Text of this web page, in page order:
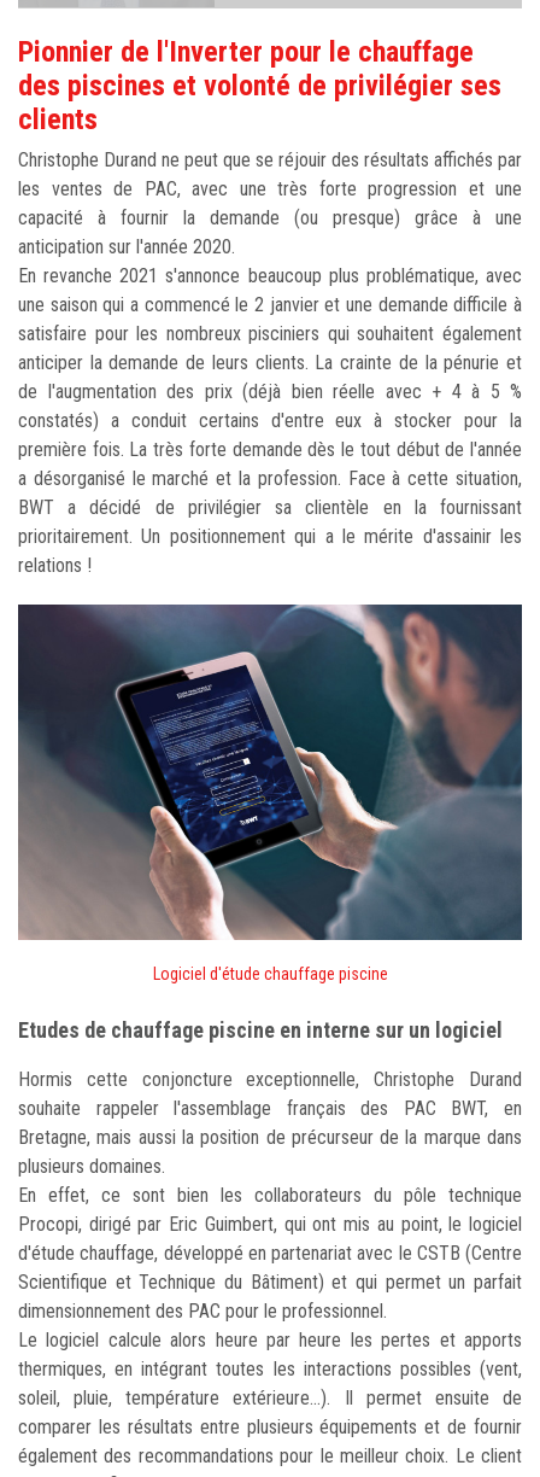
Pionnier de l'Inverter pour le chauffage
des piscines et volonté de privilégier ses
clients
Christophe Durand ne peut que se réjouir des résultats affichés par
les ventes de PAC, avec une très forte progression et une
capacité à fournir la demande (ou presque) grâce à une
anticipation sur l'année 2020.
En revanche 2021 s'annonce beaucoup plus problématique, avec
une saison qui a commencé le 2 janvier et une demande difficile à
satisfaire pour les nombreux pisciniers qui souhaitent également
anticiper la demande de leurs clients. La crainte de la pénurie et
de l'augmentation des prix (déjà bien réelle avec + 4 à 5 %
constatés) a conduit certains d'entre eux à stocker pour la
première fois. La très forte demande dès le tout début de l'année
a désorganisé le marché et la profession. Face à cette situation,
BWT a décidé de privilégier sa clientèle en la fournissant
prioritairement. Un positionnement qui a le mérite d'assainir les
relations !
Logiciel d'étude chauffage piscine
Etudes de chauffage piscine en interne sur un logiciel
Hormis cette conjoncture exceptionnelle, Christophe Durand
souhaite rappeler l'assemblage français des PAC BWT, en
Bretagne, mais aussi la position de précurseur de la marque dans
plusieurs domaines.
En effet, ce sont bien les collaborateurs du pôle technique
Procopi, dirigé par Eric Guimbert, qui ont mis au point, le logiciel
d'étude chauffage, développé en partenariat avec le CSTB (Centre
Scientifique et Technique du Bâtiment) et qui permet un parfait
dimensionnement des PAC pour le professionnel.
Le logiciel calcule alors heure par heure les pertes et apports
thermiques, en intégrant toutes les interactions possibles (vent,
soleil, pluie, température extérieure...). Il permet ensuite de
comparer les résultats entre plusieurs équipements et de fournir
également des recommandations pour le meilleur choix. Le client